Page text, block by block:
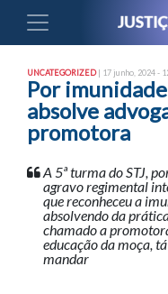
UNCATEGORIZED| 17 junho, 2024 -
Por
absolve
promotora
A 5ª turma do STJ,
agravo regimental
que reconheceu a
absolvendo da
chamado a promotora
educação da moça,
mandar